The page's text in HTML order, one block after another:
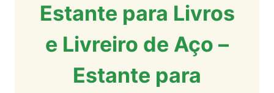
Estante para Livros
e Livreiro de Aço –
Estante para